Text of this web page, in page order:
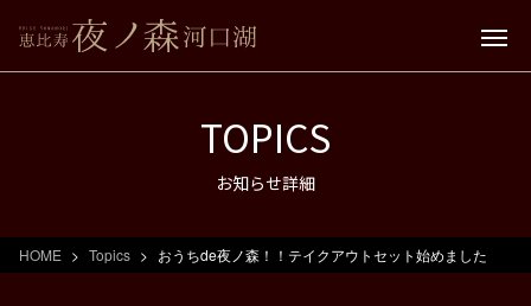
TOPICS
お知らせ詳細
HOME Topics おうちde夜ノ森！！テイクアウトセット始めました